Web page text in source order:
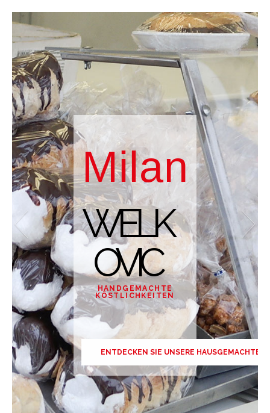
Milan
WELK
OVIC
HANDGEMACHTE
KÖSTLICHKEITEN
ENTDECKEN SIE UNSERE